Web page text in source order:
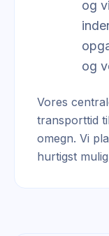
og
og
Vores
transporttid
omegn. Vi
hurtigst